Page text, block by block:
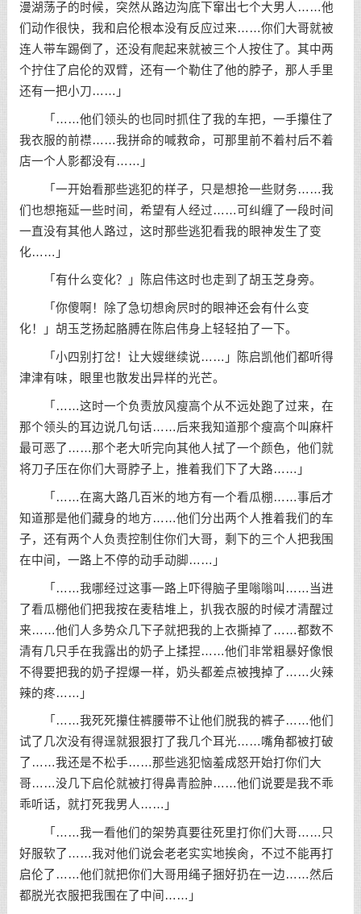
漫湖荡子的时候，突然从路边沟底下窜出七个大男人……他
们动作很快，我和启伦根本没有反应过来……你们大哥就被
连人带车踢倒了，还没有爬起来就被三个人按住了。其中两
个拧住了启伦的双臂，还有一个勒住了他的脖子，那人手里
还有一把小刀……」
「……他们领头的也同时抓住了我的车把，一手攥住了
我衣服的前襟……我拼命的喊救命，可那里前不着村后不着
店一个人影都没有……」
「一开始看那些逃犯的样子，只是想抢一些财务……我
们也想拖延一些时间，希望有人经过……可纠缠了一段时间
一直没有其他人路过，这时那些逃犯看我的眼神发生了变
化……」
「有什么变化？」陈启伟这时也走到了胡玉芝身旁。
「你傻啊！除了急切想肏屄时的眼神还会有什么变
化！」胡玉芝扬起胳膊在陈启伟身上轻轻拍了一下。
「小四别打岔！让大嫂继续说……」陈启凯他们都听得
津津有味，眼里也散发出异样的光芒。
「……这时一个负责放风瘦高个从不远处跑了过来，在
那个领头的耳边说几句话……后来我知道那个瘦高个叫麻杆
最可恶了……那个老大听完向其他人拭了一个颜色，他们就
将刀子压在你们大哥脖子上，推着我们下了大路……」
「……在离大路几百米的地方有一个看瓜棚……事后才
知道那是他们藏身的地方……他们分出两个人推着我们的车
子，还有两个人负责控制住你们大哥，剩下的三个人把我围
在中间，一路上不停的动手动脚……」
「……我哪经过这事一路上吓得脑子里嗡嗡叫……当进
了看瓜棚他们把我按在麦秸堆上，扒我衣服的时候才清醒过
来……他们人多势众几下子就把我的上衣撕掉了……都数不
清有几只手在我露出的奶子上揉捏……他们非常粗暴好像恨
不得要把我的奶子捏爆一样，奶头都差点被拽掉了……火辣
辣的疼……」
「……我死死攥住裤腰带不让他们脱我的裤子……他们
试了几次没有得逞就狠狠打了我几个耳光……嘴角都被打破
了……我还是不松手……那些逃犯恼羞成怒开始打你们大
哥……没几下启伦就被打得鼻青脸肿……他们说要是我不乖
乖听话，就打死我男人……」
「……我一看他们的架势真要往死里打你们大哥……只
好服软了……我对他们说会老老实实地挨肏，不过不能再打
启伦了……他们就把你们大哥用绳子捆好扔在一边……然后
都脱光衣服把我围在了中间……」